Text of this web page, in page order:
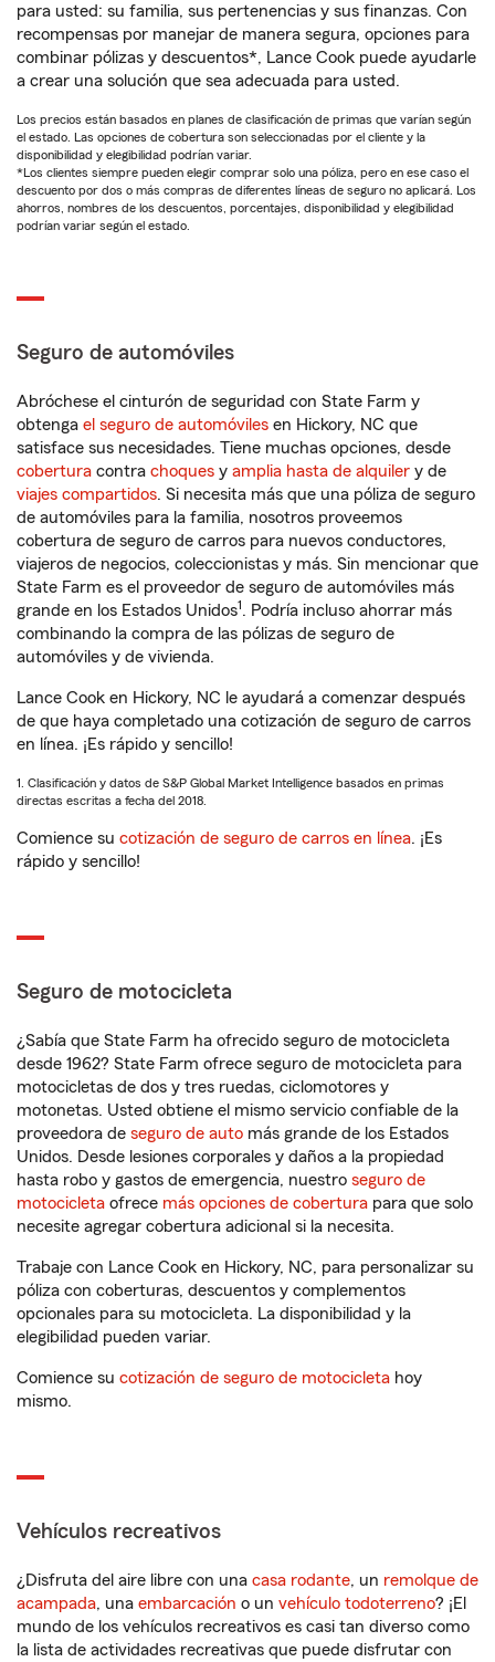
para usted: su familia, sus pertenencias y sus finanzas. Con
recompensas por manejar de manera segura, opciones para
combinar pólizas y descuentos*, Lance Cook puede ayudarle
a crear una solución que sea adecuada para usted.
Los precios están basados en planes de clasificación de primas que varían según
el estado. Las opciones de cobertura son seleccionadas por el cliente y la
disponibilidad y elegibilidad podrían variar.
*Los clientes siempre pueden elegir comprar solo una póliza, pero en ese caso el
descuento por dos o más compras de diferentes líneas de seguro no aplicará. Los
ahorros, nombres de los descuentos, porcentajes, disponibilidad y elegibilidad
podrían variar según el estado.
Seguro de automóviles
Abróchese el cinturón de seguridad con State Farm y
obtenga el seguro de automóviles en Hickory, NC que
satisface sus necesidades. Tiene muchas opciones, desde
cobertura contra choques y amplia hasta de alquiler y de
viajes compartidos. Si necesita más que una póliza de seguro
de automóviles para la familia, nosotros proveemos
cobertura de seguro de carros para nuevos conductores,
viajeros de negocios, coleccionistas y más. Sin mencionar que
State Farm es el proveedor de seguro de automóviles más
grande en los Estados Unidos1. Podría incluso ahorrar más
combinando la compra de las pólizas de seguro de
automóviles y de vivienda.
Lance Cook en Hickory, NC le ayudará a comenzar después
de que haya completado una cotización de seguro de carros
en línea. ¡Es rápido y sencillo!
1. Clasificación y datos de S&P Global Market Intelligence basados en primas
directas escritas a fecha del 2018.
Comience su cotización de seguro de carros en línea. ¡Es
rápido y sencillo!
Seguro de motocicleta
¿Sabía que State Farm ha ofrecido seguro de motocicleta
desde 1962? State Farm ofrece seguro de motocicleta para
motocicletas de dos y tres ruedas, ciclomotores y
motonetas. Usted obtiene el mismo servicio confiable de la
proveedora de seguro de auto más grande de los Estados
Unidos. Desde lesiones corporales y daños a la propiedad
hasta robo y gastos de emergencia, nuestro seguro de
motocicleta ofrece más opciones de cobertura para que solo
necesite agregar cobertura adicional si la necesita.
Trabaje con Lance Cook en Hickory, NC, para personalizar su
póliza con coberturas, descuentos y complementos
opcionales para su motocicleta. La disponibilidad y la
elegibilidad pueden variar.
Comience su cotización de seguro de motocicleta hoy
mismo.
Vehículos recreativos
¿Disfruta del aire libre con una casa rodante, un remolque de
acampada, una embarcación o un vehículo todoterreno? ¡El
mundo de los vehículos recreativos es casi tan diverso como
la lista de actividades recreativas que puede disfrutar con